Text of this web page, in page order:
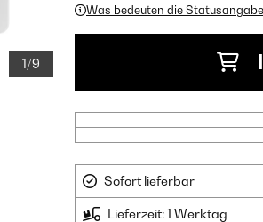
1/9
Was bedeuten die
Sofort lieferbar
Lieferzeit: 1 Werktag